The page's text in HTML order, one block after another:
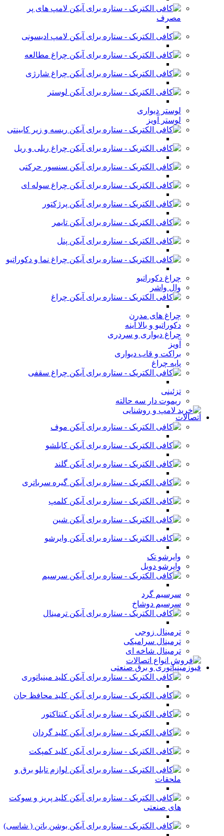
لامپ های پر
مصرف
لامپ ادیسونی
چراغ مطالعه
چراغ شارژی
لوستر
لوستر دیواری
لوستر آویز
ریسه و زیر کابینتی
چراغ ریلی و ریل
سنسور حرکتی
چراغ سوله ای
پرژکتور
تایمر
پنل
چراغ نما و دکوراتیو
چراغ دکوراتیو
وال واشر
چراغ
چراغ های مدرن
دکوراتیو و بالا آینه
چراغ دیواری و سردری
آویز
براکت و قاب دیواری
پایه چراغ
چراغ سقفی
تزئینی
ریموت دار سه حالته
اتصالات
موف
کابلشو
گلند
گیره سرباتری
کلمپ
شین
وایرشو
وایرشو تک
وایرشو دوبل
سرسیم
سرسیم گرد
سرسیم دوشاخ
ترمینال
ترمینال زوجی
ترمینال سرامیکی
ترمینال شاخه ای
فیوزمینیاتوری و برق صنعتی
کلید مینیاتوری
کلید محافظ جان
کنتاکتور
کلید گردان
کلید کمپکت
لوازم تابلو برق و
ملحقات
کلید پریز و سوکت
های صنعتی
بوشن باتن ( شاسی)